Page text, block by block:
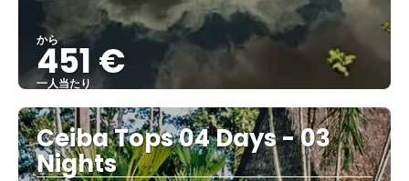
から
451 €
一人当たり
見る
Ceiba Tops 04 Days - 03
Nights